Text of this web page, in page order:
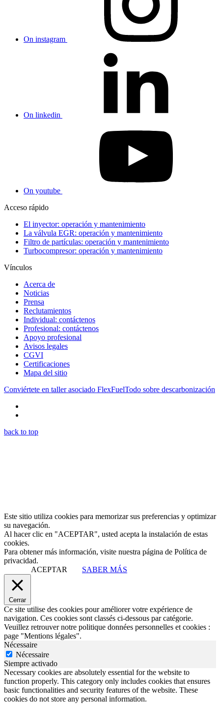
On instagram
On linkedin
On youtube
Acceso rápido
El inyector: operación y mantenimiento
La válvula EGR: operación y mantenimiento
Filtro de partículas: operación y mantenimiento
Turbocompresor: operación y mantenimiento
Vínculos
Acerca de
Noticias
Prensa
Reclutamientos
Individual: contáctenos
Profesional: contáctenos
Apoyo profesional
Avisos legales
CGVI
Certificaciones
Mapa del sitio
Conviértete en taller asociado FlexFuelTodo sobre descarbonización
back to top
Este sitio utiliza cookies para memorizar sus preferencias y optimizar
su navegación.
Al hacer clic en "ACEPTAR", usted acepta la instalación de estas
cookies.
Para obtener más información, visite nuestra página de Política de
privacidad.
ACEPTAR
SABER MÁS
Cerrar
Ce site utilise des cookies pour améliorer votre expérience de
navigation. Ces cookies sont classés ci-dessous par catégorie.
Veuillez retrouver notre politique données personnelles et cookies :
page "Mentions légales".
Nécessaire
Nécessaire
Siempre activado
Necessary cookies are absolutely essential for the website to
function properly. This category only includes cookies that ensures
basic functionalities and security features of the website. These
cookies do not store any personal information.